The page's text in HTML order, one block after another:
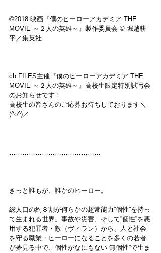
©2018 映画『僕のヒーローアカデミア THE
MOVIE ～２人の英雄～』製作委員会 © 堀越耕
平／集英社
ch FILES主催『僕のヒーローアカデミア THE
MOVIE ～２人の英雄～』高校生限定特別試写会
のお知らせです！
高校生の皆さんのご応募お待ちしております＼
(^o^)／
……………………………………
きっと誰もが、誰かのヒーロー。
総人口の約８割が何らかの超常能力”個性”を持っ
て生まれる世界。事故や災害、そして”個性”を悪
用する犯罪者・敵（ヴィラン）から、人と社会
を守る職業・ヒーローになることを多くの若者
が夢見る中で、個性がなにもない”無個性”で生ま